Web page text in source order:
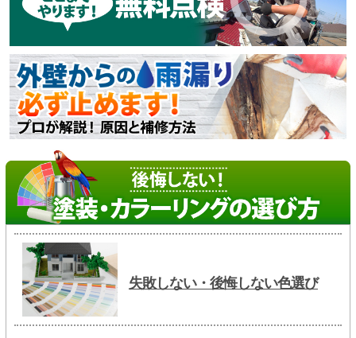
失敗しない・後悔しない色選び